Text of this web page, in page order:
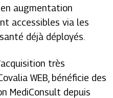
augmentation
accessibles via les
déjà déployés.
très
WEB, bénéficie des
MediConsult depuis